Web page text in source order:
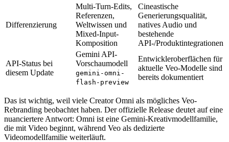
Differenzierung
Multi-Turn-Edits,
Referenzen,
Weltwissen und
Mixed-Input-
Komposition
Cineastische
Generierungsqualität,
natives Audio und
bestehende
API-/Produktintegrationen
API-Status bei
diesem Update
Gemini API-
Vorschaumodell
gemini-omni-
flash-preview
Entwickleroberflächen für
aktuelle Veo-Modelle sind
bereits dokumentiert
Das ist wichtig, weil viele Creator Omni als mögliches Veo-
Rebranding beobachtet haben. Der offizielle Release deutet auf eine
nuanciertere Antwort: Omni ist eine Gemini-Kreativmodellfamilie,
die mit Video beginnt, während Veo als dedizierte
Videomodellfamilie weiterläuft.